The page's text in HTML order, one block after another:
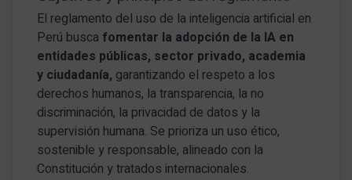
El reglamento del uso de la inteligencia artificial en
Perú busca fomentar la adopción de la IA en
entidades públicas, sector privado, academia
y ciudadanía, garantizando el respeto a los
derechos humanos, la transparencia, la no
discriminación, la privacidad de datos y la
supervisión humana. Se prioriza un uso ético,
sostenible y responsable, alineado con la
Constitución y tratados internacionales.